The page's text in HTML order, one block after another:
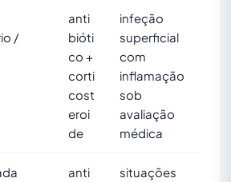
/
anti
bióti
co +
corti
cost
eroi
de
infeção
superficial
com
inflamação
sob
avaliação
médica
anti
situações